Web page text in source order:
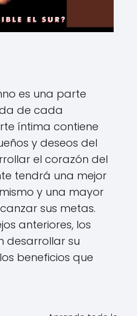
es una parte
de cada
íntima contiene
y deseos del
el corazón del
tendrá una mejor
y una mayor
sus metas.
anteriores, los
desarrollar su
beneficios que